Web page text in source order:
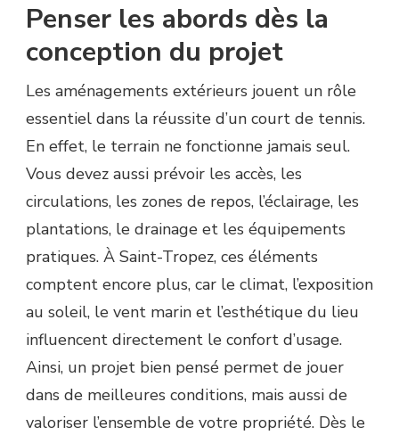
TENNIS
SAINT-
:
QUELS
EXTÉRIEURS
PRÉVOIR
D’UN
COURT
TENNIS
À
TROPEZ
?
Penser les abords dès la
conception du projet
Les aménagements extérieurs jouent un rôle
essentiel dans la réussite d’un court de tennis.
En effet, le terrain ne fonctionne jamais seul.
Vous devez aussi prévoir les accès, les
circulations, les zones de repos, l’éclairage, les
plantations, le drainage et les équipements
pratiques. À Saint-Tropez, ces éléments
comptent encore plus, car le climat, l’exposition
au soleil, le vent marin et l’esthétique du lieu
influencent directement le confort d’usage.
Ainsi, un projet bien pensé permet de jouer
dans de meilleures conditions, mais aussi de
valoriser l’ensemble de votre propriété. Dès le